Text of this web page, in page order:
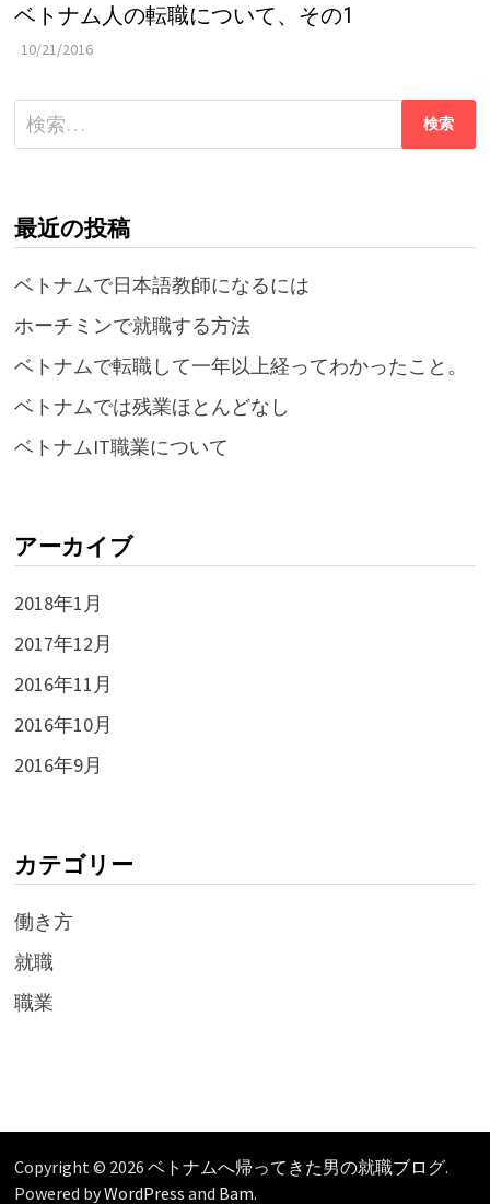
ベトナム人の転職について、その1
10/21/2016
検
索:
最近の投稿
ベトナムで日本語教師になるには
ホーチミンで就職する方法
ベトナムで転職して一年以上経ってわかったこと。
ベトナムでは残業ほとんどなし
ベトナムIT職業について
アーカイブ
2018年1月
2017年12月
2016年11月
2016年10月
2016年9月
カテゴリー
働き方
就職
職業
Copyright © 2026 ベトナムへ帰ってきた男の就職ブログ.
Powered byWordPress and Bam.